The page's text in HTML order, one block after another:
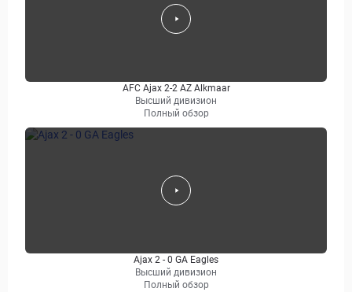
AFC Ajax 2-2 AZ Alkmaar
Высший дивизион
Полный обзор
Ajax 2 - 0 GA Eagles
Высший дивизион
Полный обзор